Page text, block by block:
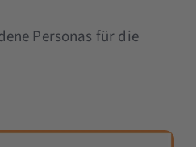
Personas für die